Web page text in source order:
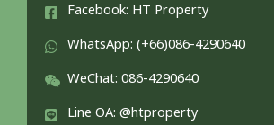
Facebook: HT Property
WhatsApp: (+66)086-4290640
WeChat: 086-4290640
Line OA: @htproperty